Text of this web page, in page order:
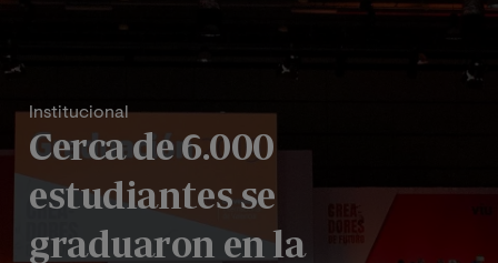
Institucional
Cerca de 6.000
estudiantes se
graduaron en la